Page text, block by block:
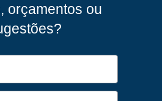
orçamentos ou